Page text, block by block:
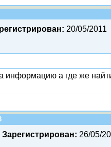
20/05/2011
информацию а где же
Зарегистрирован: 26/05/